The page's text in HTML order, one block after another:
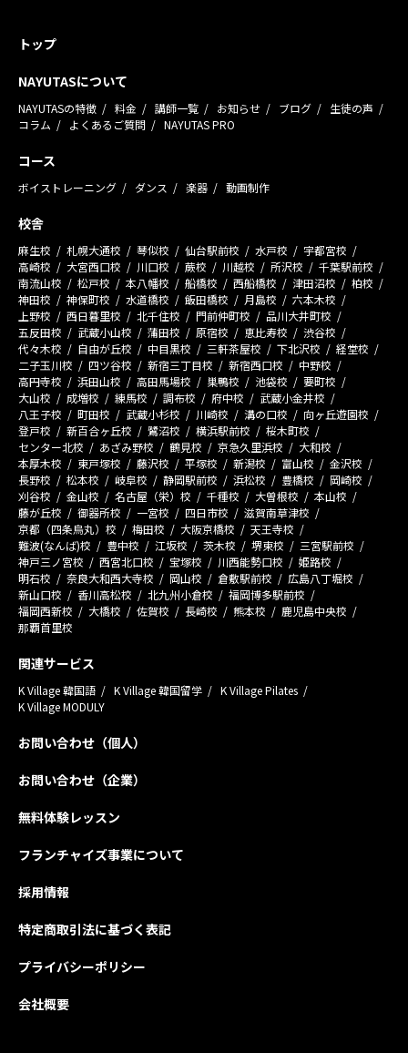
トップ
NAYUTASについて
NAYUTASの特徴 料金 講師一覧 お知らせ ブログ
生徒の声
コラム
よくあるご質問 NAYUTAS PRO
コース
ボイストレーニング ダンス 楽器 動画制作
校舎
麻生校 札幌大通校 琴似校 仙台駅前校 水戸校
宇都宮校
高崎校
大宮西口校 川口校 蕨校 川越校 所沢校
千葉駅前校
南流山校
松戸校 本八幡校 船橋校 西船橋校 津田沼校
柏校
神田校
神保町校 水道橋校 飯田橋校 月島校
六本木校
上野校
西日暮里校 北千住校 門前仲町校
品川大井町校
五反田校
武蔵小山校 蒲田校 原宿校 恵比寿校
渋谷校
代々木校
自由が丘校 中目黒校 三軒茶屋校 下北沢校
経堂校
二子玉川校
四ツ谷校 新宿三丁目校 新宿西口校
中野校
高円寺校
浜田山校 高田馬場校 巣鴨校 池袋校
要町校
大山校
成増校 練馬校 調布校 府中校
武蔵小金井校
八王子校
町田校 武蔵小杉校 川崎校 溝の口校
向ヶ丘遊園校
登戸校
新百合ヶ丘校 鷺沼校 横浜駅前校
桜木町校
センター北校
あざみ野校 鶴見校 京急久里浜校
大和校
本厚木校
東戸塚校 藤沢校 平塚校 新潟校 富山校
金沢校
長野校
松本校 岐阜校 静岡駅前校 浜松校 豊橋校
岡崎校
刈谷校
金山校 名古屋（栄）校 千種校 大曽根校
本山校
藤が丘校
御器所校 一宮校 四日市校
滋賀南草津校
京都（四条烏丸）校
梅田校 大阪京橋校
天王寺校
難波(なんば)校
豊中校 江坂校 茨木校 堺東校
三宮駅前校
神戸三ノ宮校
西宮北口校 宝塚校 川西能勢口校
姫路校
明石校
奈良大和西大寺校 岡山校 倉敷駅前校
広島八丁堀校
新山口校
香川高松校 北九州小倉校
福岡博多駅前校
福岡西新校
大橋校 佐賀校 長崎校 熊本校
鹿児島中央校
那覇首里校
関連サービス
K Village 韓国語 K Village 韓国留学
K Village Pilates
K Village MODULY
お問い合わせ（個人）
お問い合わせ（企業）
無料体験レッスン
フランチャイズ事業について
採用情報
特定商取引法に基づく表記
プライバシーポリシー
会社概要